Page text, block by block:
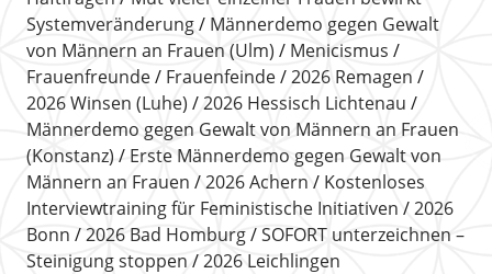
Systemveränderung
Männerdemo gegen Gewalt
von Männern an Frauen (Ulm)
Menicismus
Frauenfreunde
Frauenfeinde
2026 Remagen
2026 Winsen (Luhe)
2026 Hessisch Lichtenau
Männerdemo gegen Gewalt von Männern an Frauen
(Konstanz)
Erste Männerdemo gegen Gewalt von
Männern an Frauen
2026 Achern
Kostenloses
Interviewtraining für Feministische Initiativen
2026
Bonn
2026 Bad Homburg
SOFORT unterzeichnen –
Steinigung stoppen
2026 Leichlingen